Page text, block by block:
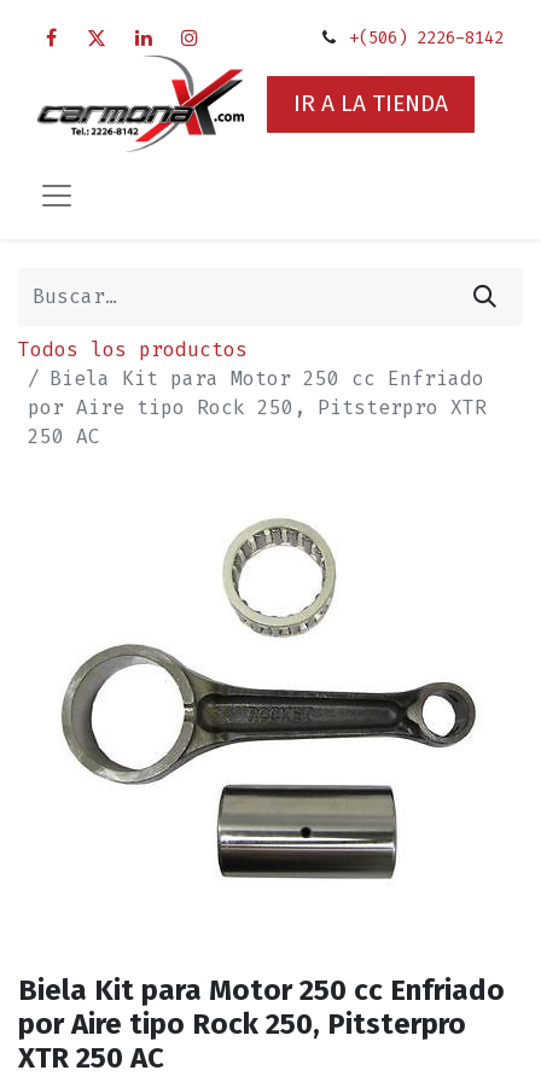
+(506) 2226-8142
IR A LA TIENDA
Todos los productos
Biela Kit para Motor 250 cc Enfriado
por Aire tipo Rock 250, Pitsterpro XTR
250 AC
Biela Kit para Motor 250 cc Enfriado
por Aire tipo Rock 250, Pitsterpro
XTR 250 AC